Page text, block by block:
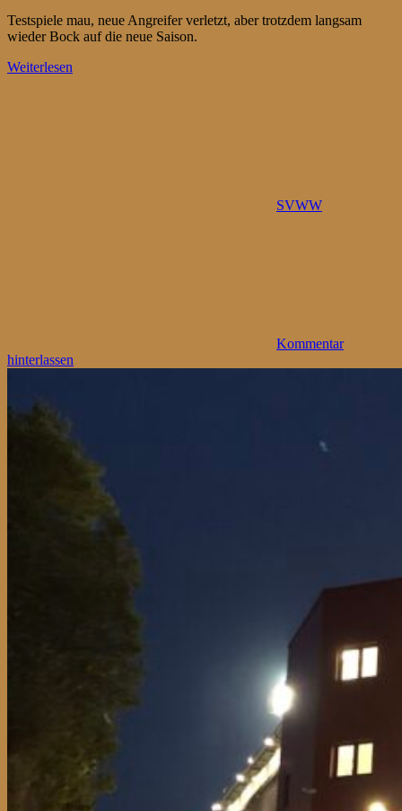
Testspiele mau, neue Angreifer verletzt, aber trotzdem langsam
wieder Bock auf die neue Saison.
Weiterlesen
SVWW
Kommentar
hinterlassen